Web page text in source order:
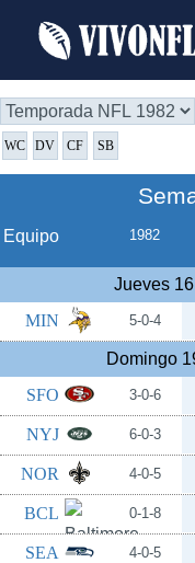
WC DV CF SB
Equipo 1982
Jueves
MIN
5-0-4
Domingo
SFO
3-0-6
NYJ 6-0-3
NOR 4-0-5
BCL 0-1-8
SEA 4-0-5